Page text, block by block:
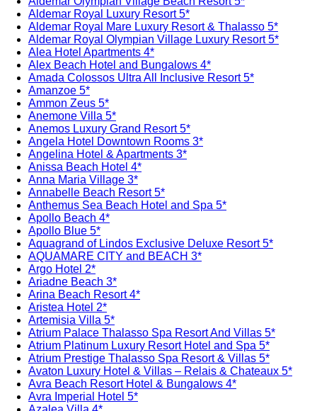
Aldemar Royal Luxury Resort 5*
Aldemar Royal Mare Luxury Resort & Thalasso 5*
Aldemar Royal Olympian Village Luxury Resort 5*
Alea Hotel Apartments 4*
Alex Beach Hotel and Bungalows 4*
Amada Colossos Ultra All Inclusive Resort 5*
Amanzoe 5*
Ammon Zeus 5*
Anemone Villa 5*
Anemos Luxury Grand Resort 5*
Angela Hotel Downtown Rooms 3*
Angelina Hotel & Apartments 3*
Anissa Beach Hotel 4*
Anna Maria Village 3*
Annabelle Beach Resort 5*
Anthemus Sea Beach Hotel and Spa 5*
Apollo Beach 4*
Apollo Blue 5*
Aquagrand of Lindos Exclusive Deluxe Resort 5*
AQUAMARE CITY and BEACH 3*
Argo Hotel 2*
Ariadne Beach 3*
Arina Beach Resort 4*
Aristea Hotel 2*
Artemisia Villa 5*
Atrium Palace Thalasso Spa Resort And Villas 5*
Atrium Platinum Luxury Resort Hotel and Spa 5*
Atrium Prestige Thalasso Spa Resort & Villas 5*
Avaton Luxury Hotel & Villas – Relais & Chateaux 5*
Avra Beach Resort Hotel & Bungalows 4*
Avra Imperial Hotel 5*